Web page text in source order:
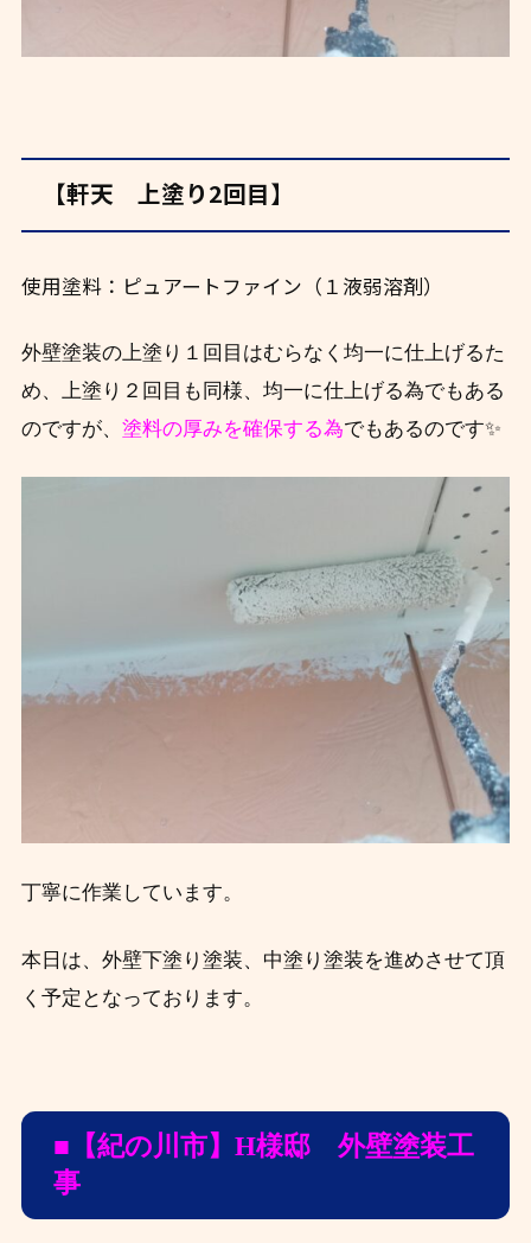
【軒天 上塗り2回目】
使用塗料：ピュアートファイン（１液弱溶剤）
外壁塗装の上塗り１回目はむらなく均一に仕上げるた
め、上塗り２回目も同様、均一に仕上げる為でもある
のですが、 塗料の厚みを確保する為でもあるのです✨
丁寧に作業しています。
本日は、外壁下塗り塗装、中塗り塗装を進めさせて頂
く予定となっております。
■【紀の川市】H様邸 外壁塗装工
事